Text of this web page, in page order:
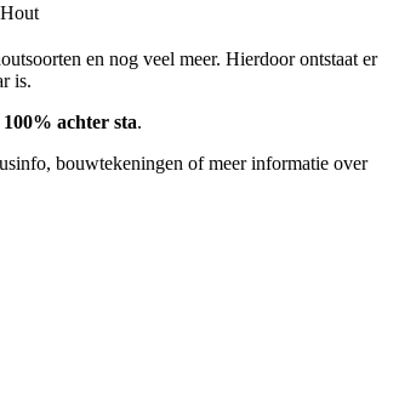
en nog veel meer. Hierdoor ontstaat er
is.
achter sta.
bouwtekeningen of meer informatie over